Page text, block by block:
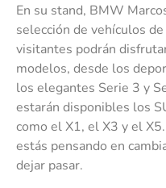
En su stand, BMW
selección de vehículos
visitantes podrán
modelos, desde los
los elegantes Serie 3 y
estarán disponibles los
como el X1, el X3 y el
estás pensando en
dejar pasar.